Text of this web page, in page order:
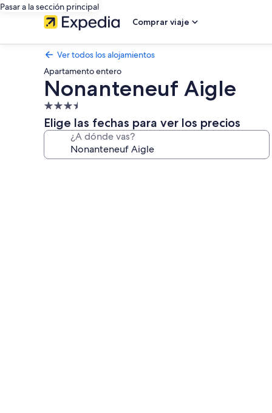
Pasar a la sección principal
Comprar viaje
Ver todos los alojamientos
Apartamento entero
Nonanteneuf Aigle
Alojamiento
de
3.5 estrellas
Elige las fechas para ver los precios
¿A dónde vas?